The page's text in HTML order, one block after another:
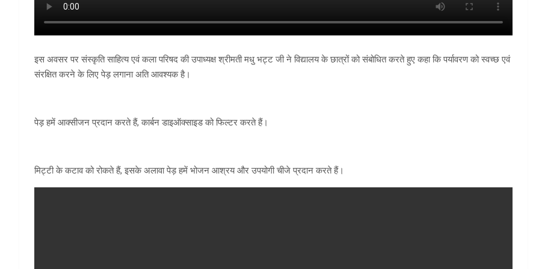
इस अवसर पर संस्कृति साहित्य एवं कला परिषद की उपाध्यक्ष श्रीमती मधु भट्ट जी ने विद्यालय के छात्रों को संबोधित करते हुए कहा कि पर्यावरण को स्वच्छ एवं
संरक्षित करने के लिए पेड़ लगाना अति आवश्यक है।
पेड़ हमें आक्सीजन प्रदान करते हैं, कार्बन डाइऑक्साइड को फिल्टर करते हैं।
मिट्टी के कटाव को रोकते हैं, इसके अलावा पेड़ हमें भोजन आश्रय और उपयोगी चीजे प्रदान करते हैं।